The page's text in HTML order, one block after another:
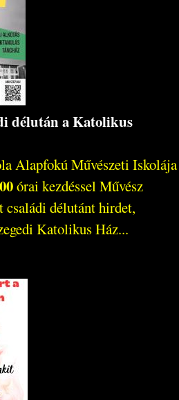
délután a Katolikus
Alapfokú Művészeti Iskolája
órai kezdéssel Művész
délutánt hirdet,
Katolikus Ház...